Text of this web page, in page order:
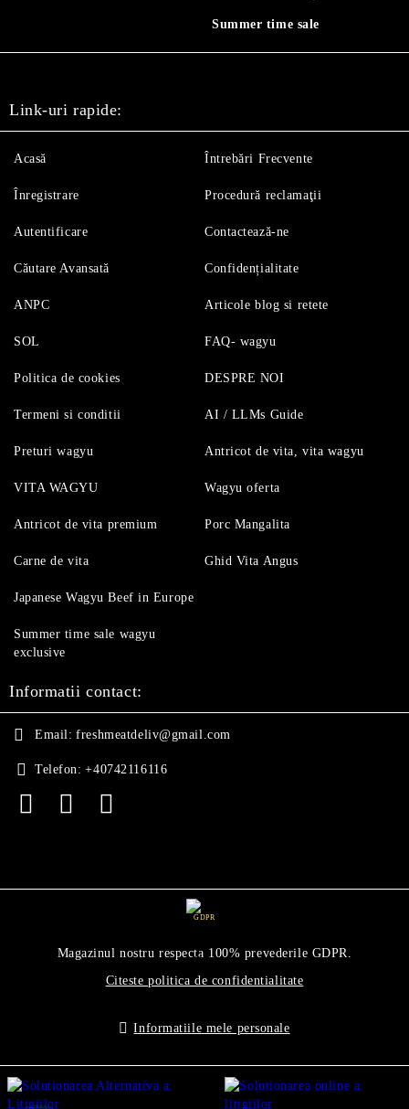
Summer time sale
Link-uri rapide:
Acasă
Înregistrare
Autentificare
Căutare Avansată
Întrebări Frecvente
Procedură reclamaţii
Contactează-ne
Confidențialitate
ANPC
SOL
Politica de cookies
Termeni si conditii
Articole blog si retete
FAQ- wagyu
DESPRE NOI
AI / LLMs Guide
Preturi wagyu
VITA WAGYU
Antricot de vita premium
Carne de vita
Antricot de vita, vita wagyu
Wagyu oferta
Porc Mangalita
Ghid Vita Angus
Japanese Wagyu Beef in Europe
Summer time sale wagyu
exclusive
Informatii contact:
Email: freshmeatdeliv@gmail.com
Telefon: +40742116116
GDPR
Magazinul nostru respecta 100% prevederile GDPR.
Citeste politica de confidentialitate
Informatiile mele personale